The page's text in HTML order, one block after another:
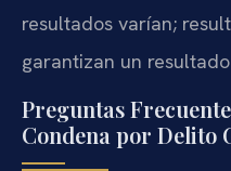
resultados varían;
garantizan un
Preguntas
Condena por Delito